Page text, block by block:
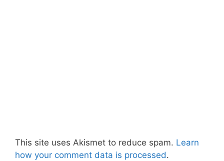
This site uses Akismet to reduce spam. Learn
how your comment data is processed.